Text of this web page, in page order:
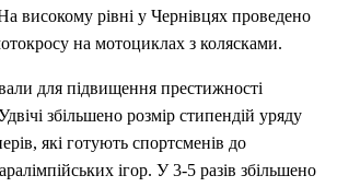
високому рівні у Чернівцях проведено
на мотоциклах з колясками.
для підвищення престижності
збільшено розмір стипендій уряду
які готують спортсменів до
ігор. У 3-5 разів збільшено